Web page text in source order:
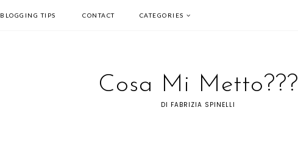
BLOGGING TIPS CONTACT CATEGORIES
Cosa Mi Metto???
DI FABRIZIA SPINELLI